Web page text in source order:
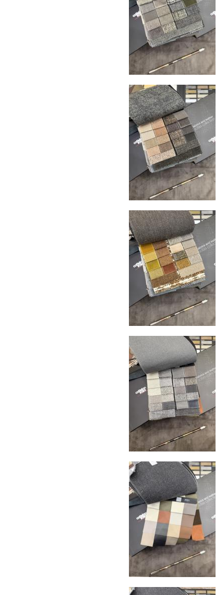
полную сохранность груза, соблюдение
температурного режима и защиту от
механических повреждений на всех этапах
поставки застрахованы в соответствии с
международными стандартами. Клиенты могут
выбрать дополнительное страхование для